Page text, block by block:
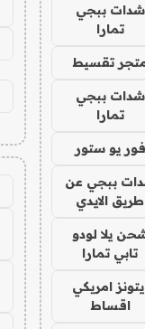
شدات ببجي
تمارا
تقسيط
شدات ببجي
تمارا
فور يو ستور
ببجي عن
طريق الايدي
يلا لودو
تابي تمارا
امريكي
اقساط